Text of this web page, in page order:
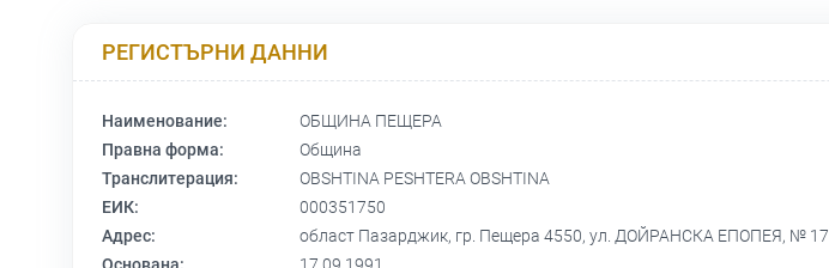
РЕГИСТЪРНИ ДАННИ
Наименование:
ОБЩИНА ПЕЩЕРА
Правна форма:
Община
Транслитерация:
OBSHTINA PESHTERA OBSHTINA
ЕИК:
000351750
Адрес:
област Пазарджик, гр. Пещера 4550, ул. ДОЙРАНСКА ЕПОПЕЯ, № 17